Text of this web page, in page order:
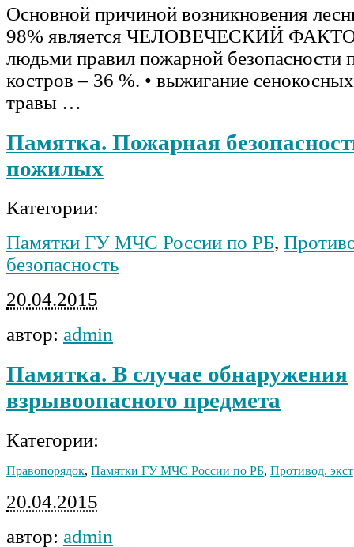
Основной причиной возникновения
98% является ЧЕЛОВЕЧЕСКИЙ
людьми правил пожарной безопасности
костров – 36 %. • выжигание
травы …
Памятка. Пожарная
пожилых
Категории:
Памятки ГУ МЧС России по РБ,
безопасность
20.04.2015
автор: admin
Памятка. В случае обнаружения
взрывоопасного предмета
Категории:
Правопорядок, Памятки ГУ МЧС России по РБ, Противод.
20.04.2015
автор: admin